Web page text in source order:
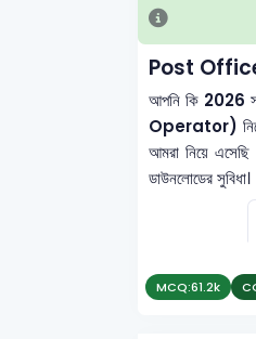
Post
আপনি কি 2026
Operator)
আমরা নিয়ে
ডাউনলোডের সুবিধা।
MCQ:61.2k